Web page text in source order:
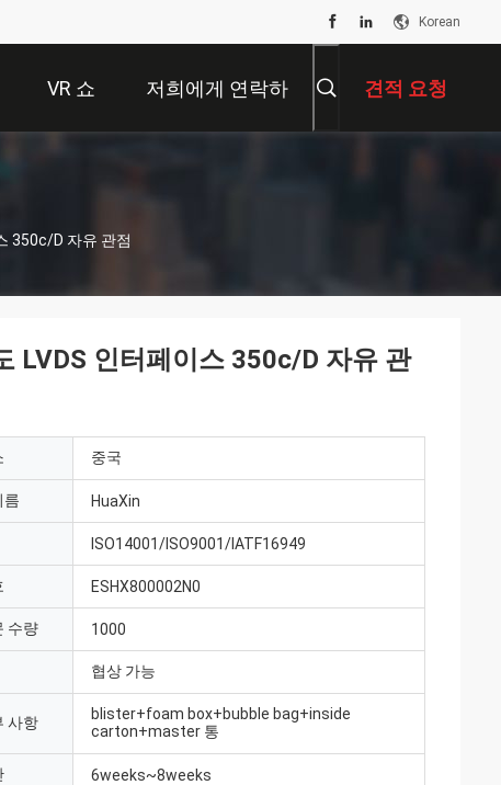
Korean
VR 쇼 저희에게 연락하 견적 요청
350c/D 자유 관점
LVDS 인터페이스 350c/D 자유 관
중국
름 HuaXin
ISO14001/ISO9001/IATF16949
ESHX800002N0
수량 1000
협상 가능
사항
blister+foam box+bubble bag+inside
carton+master 통
6weeks~8weeks